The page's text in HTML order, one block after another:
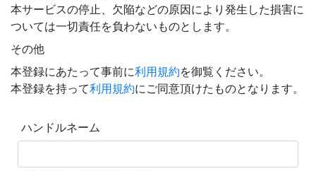
本サービスの停止、欠陥などの原因により発生した損害に
ついては一切責任を負わないものとします。
その他
本登録にあたって事前に利用規約を御覧ください。
本登録を持って利用規約にご同意頂けたものとなります。
ハンドルネーム